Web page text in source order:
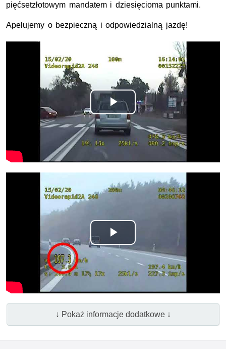
pięćsetzłotowym mandatem i dziesięcioma punktami.
Apelujemy o bezpieczną i odpowiedzialną jazdę!
Odtwórz
wideo
Odtwórz
wideo
↓ Pokaż informacje dodatkowe ↓